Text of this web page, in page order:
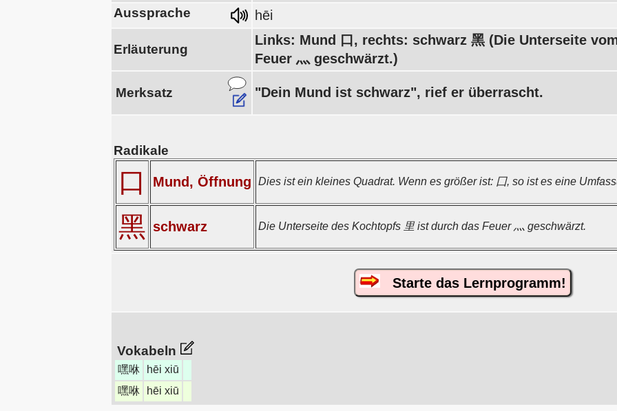
Aussprache hēi
Erläuterung
Links: Mund 口, rechts: schwarz 黑 (Die Unterseite
Feuer 灬 geschwärzt.)
Merksatz "Dein Mund ist schwarz", rief er überrascht.
Radikale
口 Mund, Öffnung Dies ist ein kleines Quadrat. Wenn es größer ist: 囗, so ist es eine
黑 schwarz Die Unterseite des Kochtopfs 里 ist durch das Feuer 灬 geschwärzt.
Starte das Lernprogramm!
Vokabeln
嘿咻
hēi xiū
嘿咻
hēi xiū